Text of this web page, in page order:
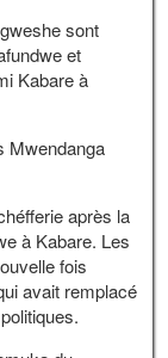
sont
et
Kabare à
Mwendanga
après la
à Kabare. Les
fois
avait remplacé